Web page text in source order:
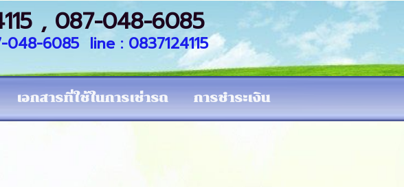
, 087-048-6085
048-6085 line : 0837124115
เอกสารที่ใช้ในการเช่ารถ การชำระเงิน